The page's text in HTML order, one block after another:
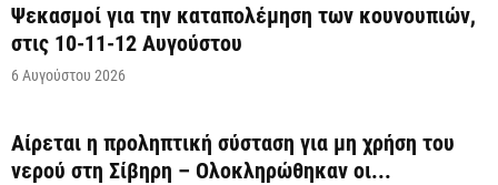
Ψεκασμοί για την καταπολέμηση των κουνουπιών,
στις 10-11-12 Αυγούστου
6 Αυγούστου 2026
Αίρεται η προληπτική σύσταση για μη χρήση του
νερού στη Σίβηρη – Ολοκληρώθηκαν οι...